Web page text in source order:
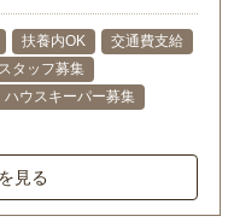
扶養内OK
交通費支給
タッフ募集
ハウスキーパー募集
見る